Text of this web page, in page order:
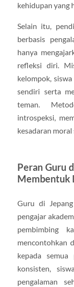
kehidupan yang
Selain itu,
berbasis
hanya
refleksi diri.
kelompok,
sendiri serta
teman.
introspeksi,
kesadaran moral
Peran Guru
Membentuk
Guru di
pengajar
pembimbing
mencontohkan
kepada
konsisten,
pengalaman